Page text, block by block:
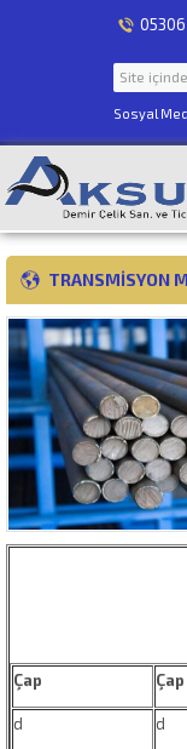
Sosyal
TRANSMISYON
Çap Çap
d d